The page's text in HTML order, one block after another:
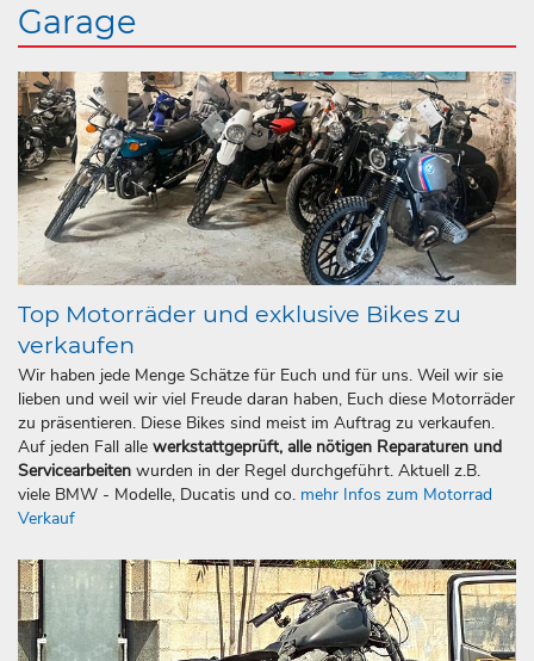
Garage
Top Motorräder und exklusive Bikes zu
verkaufen
Wir haben jede Menge Schätze für Euch und für uns. Weil wir sie
lieben und weil wir viel Freude daran haben, Euch diese Motorräder
zu präsentieren. Diese Bikes sind meist im Auftrag zu verkaufen.
Auf jeden Fall alle werkstattgeprüft, alle nötigen Reparaturen und
Servicearbeiten wurden in der Regel durchgeführt. Aktuell z.B.
viele BMW - Modelle, Ducatis und co. mehr Infos zum Motorrad
Verkauf